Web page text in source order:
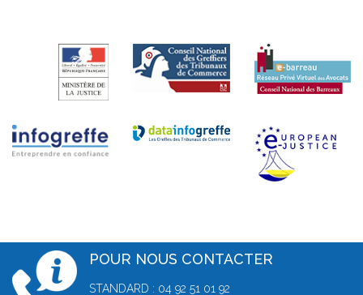
POUR NOUS CONTACTER
STANDARD : 04 92 51 01 92